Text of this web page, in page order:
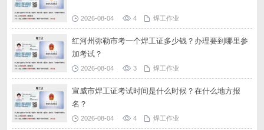
2026-08-04 4 焊工作业
红河州弥勒市考一个焊工证多少钱？办理要到哪里参
加考试？
2026-08-04 3 焊工作业
宣威市焊工证考试时间是什么时候？在什么地方报
名？
2026-08-04 4 焊工作业